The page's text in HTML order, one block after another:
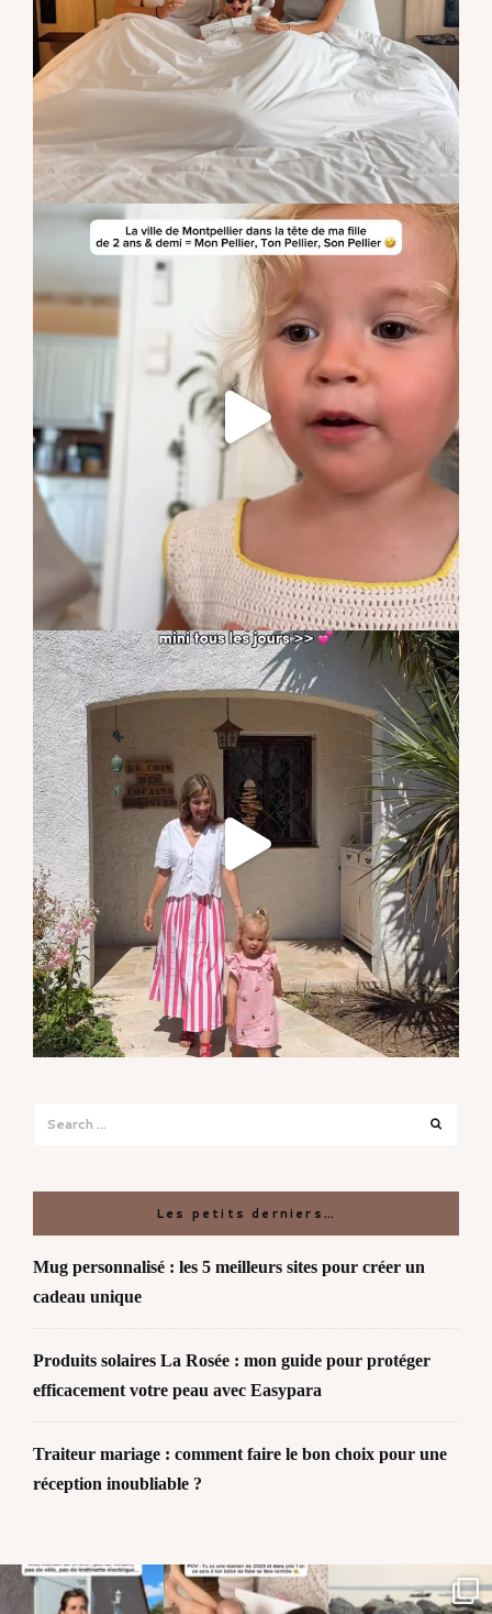
Les petits derniers…
Mug personnalisé : les 5 meilleurs sites pour créer un
cadeau unique
Produits solaires La Rosée : mon guide pour protéger
efficacement votre peau avec Easypara
Traiteur mariage : comment faire le bon choix pour une
réception inoubliable ?